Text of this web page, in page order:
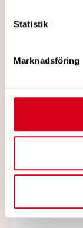
Statistik
Marknadsföring
Mimer
[ Helg
Odenplan